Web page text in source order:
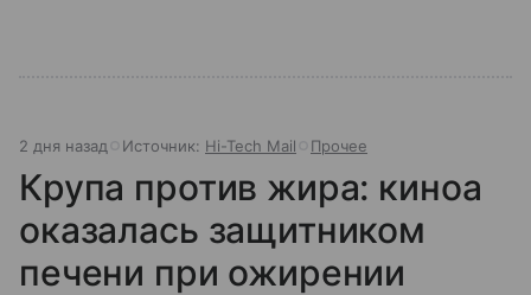
2 дня назад Источник: Hi-Tech Mail Прочее
Крупа против жира: киноа
оказалась защитником
печени при ожирении